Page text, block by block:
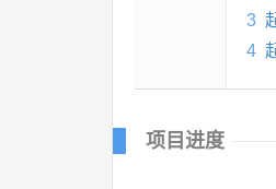
3
4
项目进度